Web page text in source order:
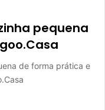
pequena
de forma prática e